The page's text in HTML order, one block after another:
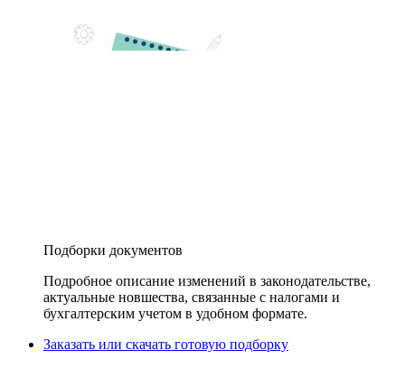
Подборки документов
Подробное описание изменений в законодательстве,
актуальные новшества, связанные с налогами и
бухгалтерским учетом в удобном формате.
Заказать или скачать готовую подборку